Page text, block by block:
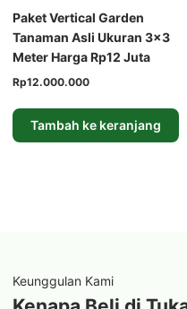
Paket Vertical Garden
Tanaman Asli Ukuran 3×3
Meter Harga Rp12 Juta
Harga
adalah:
Rp15.000.000.
Rp12.000.000Harga
adalah:
Tambah ke keranjang
Keunggulan Kami